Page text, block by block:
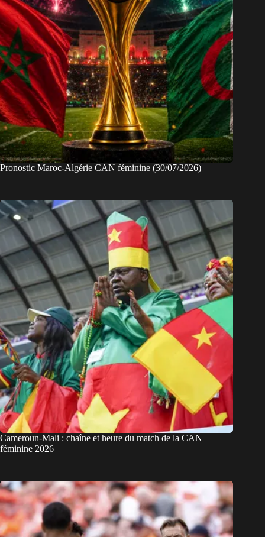
Pronostic Maroc-Algérie CAN féminine (30/07/2026)
Cameroun-Mali : chaîne et heure du match de la CAN
féminine 2026